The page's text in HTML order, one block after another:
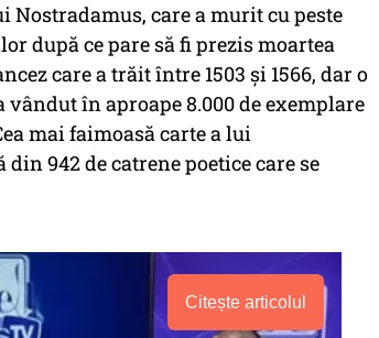
Nostradamus, care a murit cu peste
după ce pare să fi prezis moartea
care a trăit între 1503 și 1566, dar o
în aproape 8.000 de exemplare
mai faimoasă carte a lui
942 de catrene poetice care se
Citește articolul